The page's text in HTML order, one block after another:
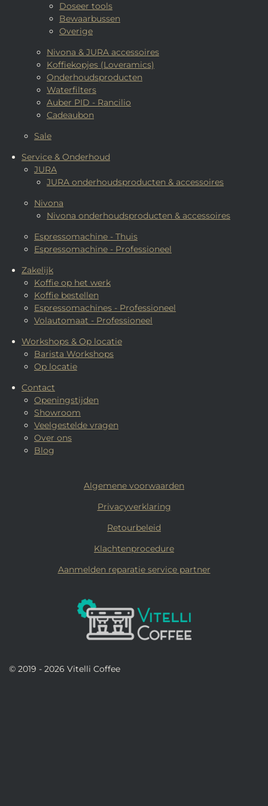
Doseer tools
Bewaarbussen
Overige
Nivona & JURA accessoires
Koffiekopjes (Loveramics)
Onderhoudsproducten
Waterfilters
Auber PID - Rancilio
Cadeaubon
Sale
Service & Onderhoud
JURA
JURA onderhoudsproducten & accessoires
Nivona
Nivona onderhoudsproducten & accessoires
Espressomachine - Thuis
Espressomachine - Professioneel
Zakelijk
Koffie op het werk
Koffie bestellen
Espressomachines - Professioneel
Volautomaat - Professioneel
Workshops & Op locatie
Barista Workshops
Op locatie
Contact
Openingstijden
Showroom
Veelgestelde vragen
Over ons
Blog
Algemene voorwaarden
Privacyverklaring
Retourbeleid
Klachtenprocedure
Aanmelden reparatie service partner
© 2019 - 2026 Vitelli Coffee